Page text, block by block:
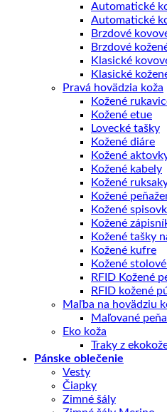
Automatické
Automatické
Brzdové
Brzdové
Klasické
Klasické
Pravá hovädzia koža
Kožené
Kožené etue
Lovecké tašky
Kožené diáre
Kožené
Kožené kabely
Kožené
Kožené
Kožené
Kožené
Kožené tašky
Kožené kufre
Kožené
RFID Kožené
RFID kožené
Maľba na hovädziu
Maľované
Eko koža
Traky z
Pánske oblečenie
Vesty
Čiapky
Zimné šály